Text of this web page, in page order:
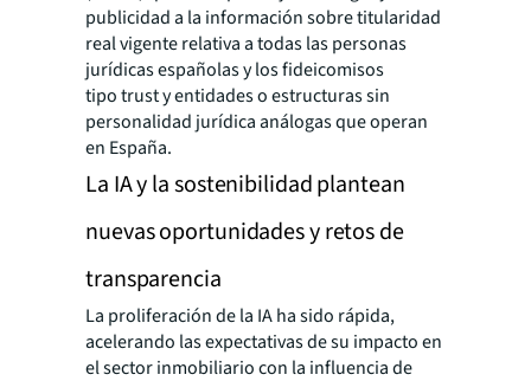
publicidad a la información sobre titularidad
real vigente relativa a todas las personas
jurídicas españolas y los fideicomisos
tipo trust y entidades o estructuras sin
personalidad jurídica análogas que operan
en España.
La IA y la sostenibilidad plantean
nuevas oportunidades y retos de
transparencia
La proliferación de la IA ha sido rápida,
acelerando las expectativas de su impacto en
el sector inmobiliario con la influencia de